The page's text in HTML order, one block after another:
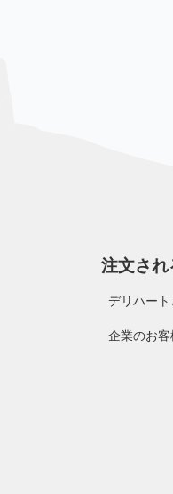
注文さ
デリハート
企業のお